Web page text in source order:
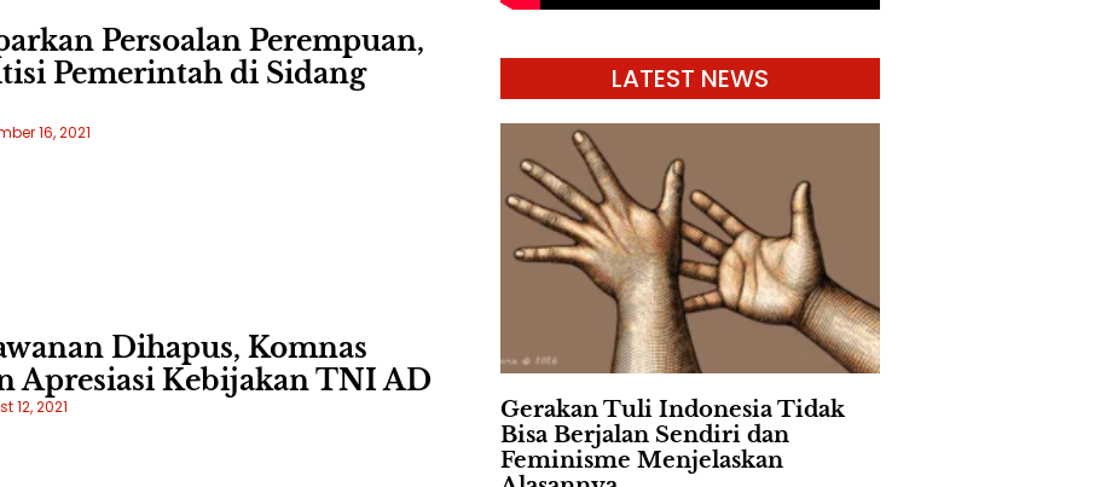
Persoalan Perempuan,
Pemerintah di Sidang
16, 2021
Dihapus, Komnas
Apresiasi Kebijakan TNI AD
12, 2021
LATEST NEWS
Gerakan Tuli Indonesia Tidak
Bisa Berjalan Sendiri dan
Feminisme Menjelaskan